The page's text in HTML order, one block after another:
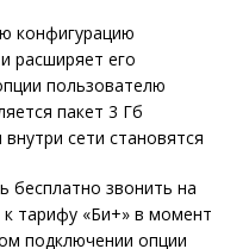
конфигурацию
и расширяет его
пользователю
пакет 3 Гб
сети становятся
бесплатно звонить на
тарифу «Би+» в момент
подключении опции